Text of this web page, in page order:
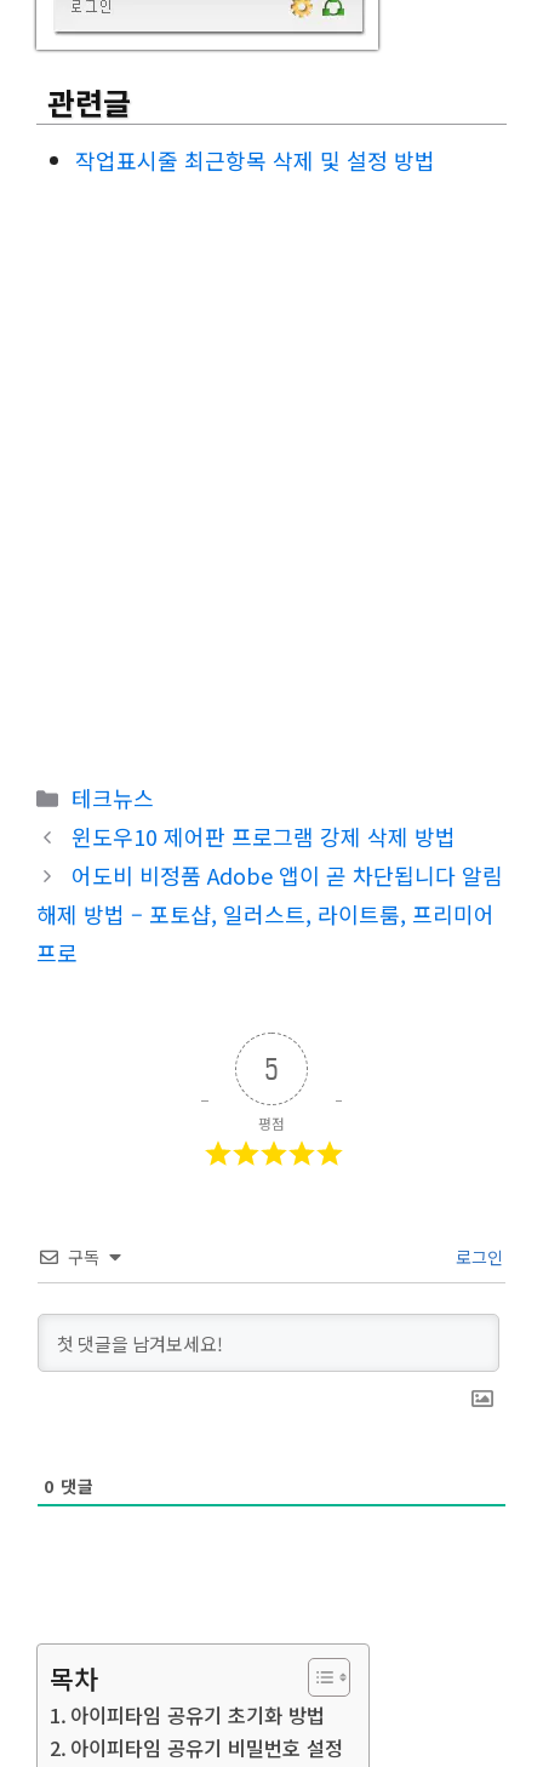
관련글
작업표시줄 최근항목 삭제 및 설정 방법
카
테
고
리
테크뉴스
윈도우10 제어판 프로그램 강제 삭제 방법
어도비 비정품 Adobe 앱이 곧 차단됩니다 알림
해제 방법 – 포토샵, 일러스트, 라이트룸, 프리미어
프로
5
평점
구독 로그인
0 댓글
목차
아이피타임 공유기 초기화 방법
아이피타임 공유기 비밀번호 설정